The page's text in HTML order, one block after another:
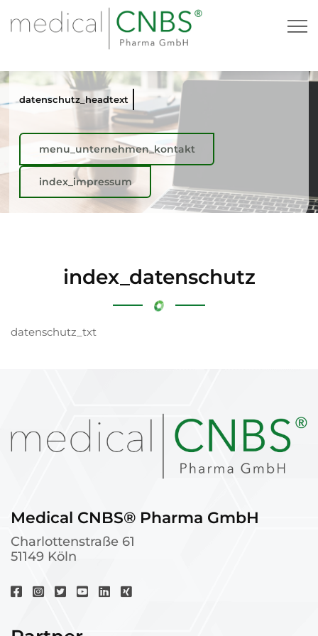
index_datenschutz
datenschutz_headtext
menu_unternehmen_kontakt
index_impressum
index_datenschutz
datenschutz_txt
Medical CNBS® Pharma GmbH
Charlottenstraße 61
51149 Köln